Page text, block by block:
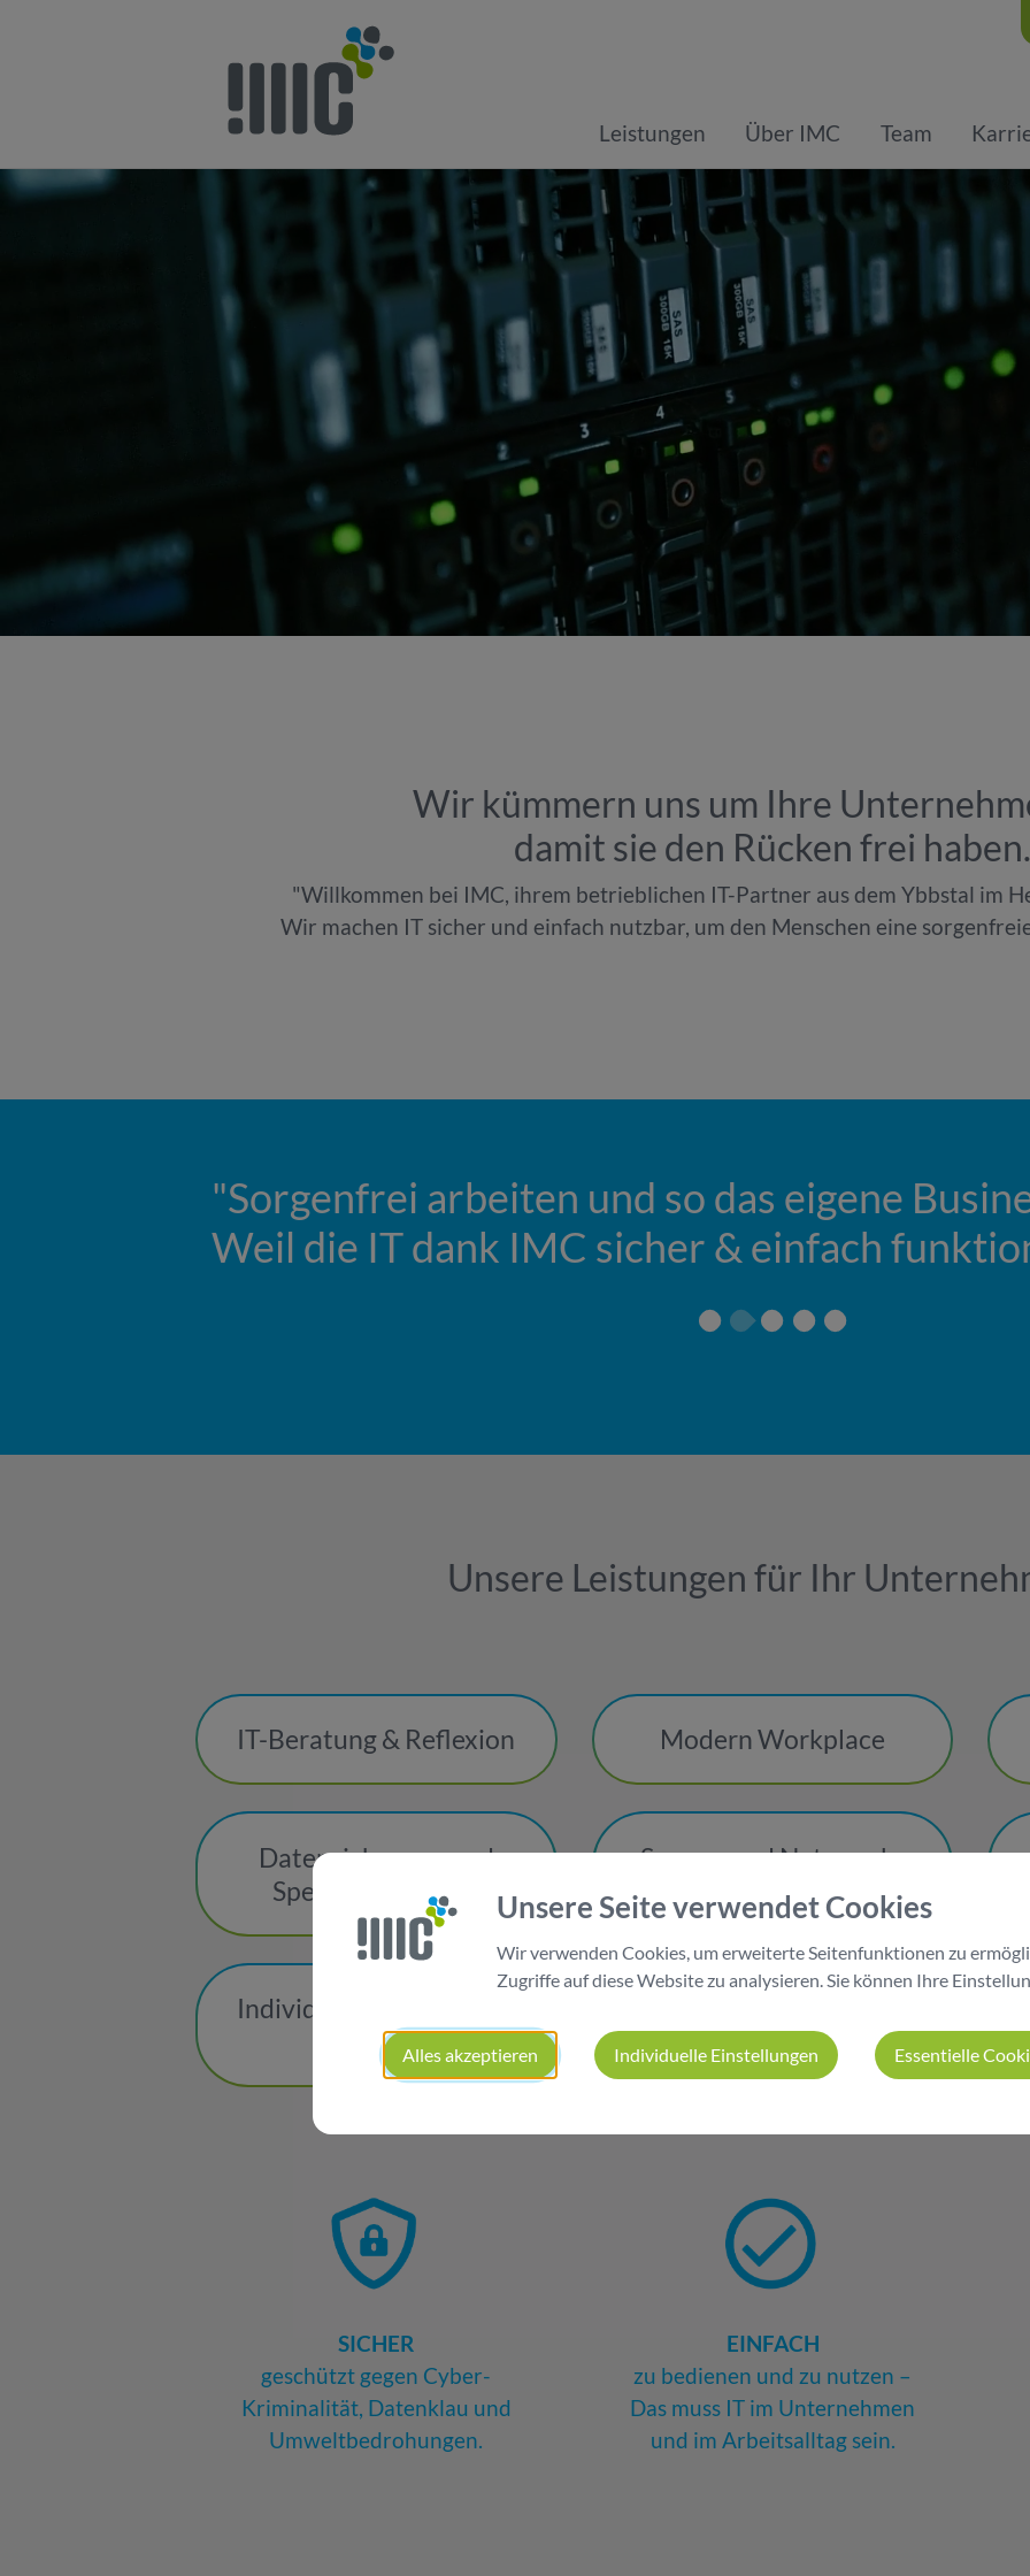
Leistungen Über IMC Team
Wir kümmern uns um Ihre
damit sie den Rücken frei haben.
"Willkommen bei IMC, ihrem betrieblichen IT-Partner aus dem Ybbstal im
Wir machen IT sicher und einfach nutzbar, um den Menschen eine
"Sorgenfrei arbeiten und so das eigene
Weil die IT dank IMC sicher & einfach
Unsere Leistungen für Ihr
IT-Beratung & Reflexion Modern Workplace
Datensicherung und
Speicherlösungen
Server- und Netzwerk-
Infrastruktur
Individuelle IT-Security-
Trainings
SICHER
geschützt gegen Cyber-
Kriminalität, Datenklau und
Umweltbedrohungen.
EINFACH
zu bedienen und zu nutzen –
Das muss IT im Unternehmen
und im Arbeitsalltag sein.
Unsere Seite verwendet Cookies
Wir verwenden Cookies, um erweiterte Seitenfunktionen zu
Zugriffe auf diese Website zu analysieren. Sie können Ihre
Alles akzeptieren Individuelle Einstellungen Essentielle